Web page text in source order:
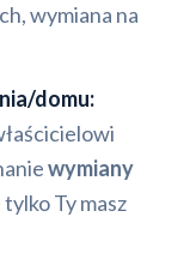
wymiana na
domu:
wymiany
Ty masz